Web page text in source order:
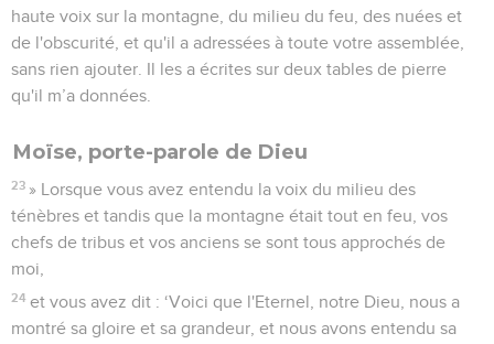
haute voix sur la montagne, du milieu du feu, des nuées et
de l'obscurité, et qu'il a adressées à toute votre assemblée,
sans rien ajouter. Il les a écrites sur deux tables de pierre
qu'il m’a données.
Moïse, porte-parole de Dieu
23 » Lorsque vous avez entendu la voix du milieu des
ténèbres et tandis que la montagne était tout en feu, vos
chefs de tribus et vos anciens se sont tous approchés de
moi,
24 et vous avez dit : ‘Voici que l'Eternel, notre Dieu, nous a
montré sa gloire et sa grandeur, et nous avons entendu sa